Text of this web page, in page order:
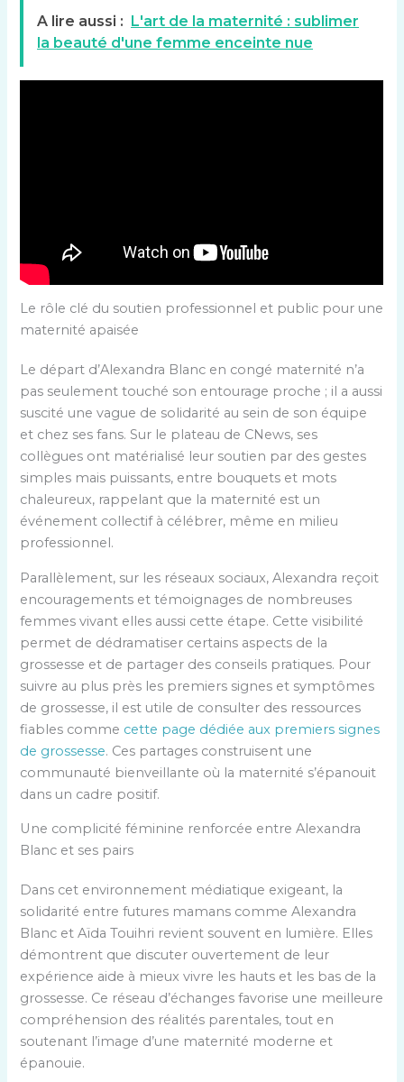
A lire aussi : L'art de la maternité : sublimer
la beauté d'une femme enceinte nue
Le rôle clé du soutien professionnel et public pour une
maternité apaisée
Le départ d’Alexandra Blanc en congé maternité n’a
pas seulement touché son entourage proche ; il a aussi
suscité une vague de solidarité au sein de son équipe
et chez ses fans. Sur le plateau de CNews, ses
collègues ont matérialisé leur soutien par des gestes
simples mais puissants, entre bouquets et mots
chaleureux, rappelant que la maternité est un
événement collectif à célébrer, même en milieu
professionnel.
Parallèlement, sur les réseaux sociaux, Alexandra reçoit
encouragements et témoignages de nombreuses
femmes vivant elles aussi cette étape. Cette visibilité
permet de dédramatiser certains aspects de la
grossesse et de partager des conseils pratiques. Pour
suivre au plus près les premiers signes et symptômes
de grossesse, il est utile de consulter des ressources
fiables comme cette page dédiée aux premiers signes
de grossesse. Ces partages construisent une
communauté bienveillante où la maternité s’épanouit
dans un cadre positif.
Une complicité féminine renforcée entre Alexandra
Blanc et ses pairs
Dans cet environnement médiatique exigeant, la
solidarité entre futures mamans comme Alexandra
Blanc et Aïda Touihri revient souvent en lumière. Elles
démontrent que discuter ouvertement de leur
expérience aide à mieux vivre les hauts et les bas de la
grossesse. Ce réseau d’échanges favorise une meilleure
compréhension des réalités parentales, tout en
soutenant l’image d’une maternité moderne et
épanouie.